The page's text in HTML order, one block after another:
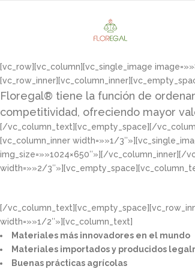
[vc_row][vc_column][vc_single_image
Floregal® tiene la función de
competitividad, ofreciendo mayor
[/vc_column_text][vc_empty_space][/
[vc_column_inner width=»»1/
img_size=»»1024×650″»][/
width=»»2/
[/
width=»»1/2″»][vc_column_text]
Materiales más innovadores en el mundo​
Materiales importados y producidos
Buenas prácticas agrícolas​